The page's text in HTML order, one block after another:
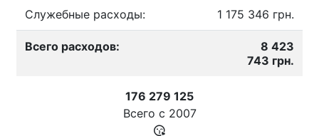
Служебные расходы: 1 175 346 грн.
Всего расходов:
8 423
743 грн.
176 279 125
Всего с 2007